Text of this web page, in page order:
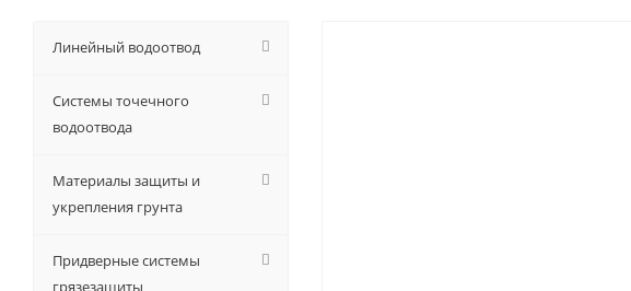
Линейный водоотвод
Системы точечного
водоотвода
Материалы защиты и
укрепления грунта
Придверные системы
грязезащиты